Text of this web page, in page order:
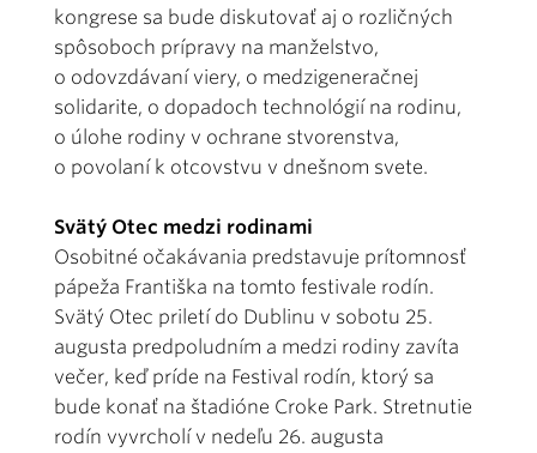
kongrese sa bude diskutovať aj o rozličných
spôsoboch prípravy na manželstvo,
o odovzdávaní viery, o medzigeneračnej
solidarite, o dopadoch technológií na rodinu,
o úlohe rodiny v ochrane stvorenstva,
o povolaní k otcovstvu v dnešnom svete.
Svätý Otec medzi rodinami
Osobitné očakávania predstavuje prítomnosť
pápeža Františka na tomto festivale rodín.
Svätý Otec priletí do Dublinu v sobotu 25.
augusta predpoludním a medzi rodiny zavíta
večer, keď príde na Festival rodín, ktorý sa
bude konať na štadióne Croke Park. Stretnutie
rodín vyvrcholí v nedeľu 26. augusta